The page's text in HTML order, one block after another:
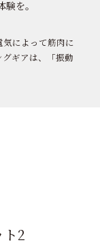
を。
によって筋肉に
ギアは、「振動
ト2